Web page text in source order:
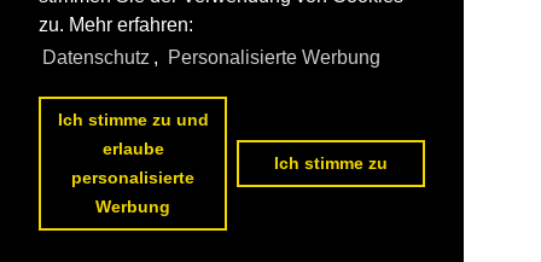
zu. Mehr erfahren:
Datenschutz , Personalisierte Werbung
Ich stimme zu und
erlaube
personalisierte
Werbung
Ich stimme zu